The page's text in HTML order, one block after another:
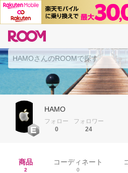
HAMO
フォロー
0
フォロワー
24
商品
2
コーディネート
0